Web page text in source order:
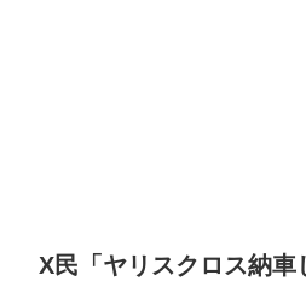
X民「ヤリスクロス納車